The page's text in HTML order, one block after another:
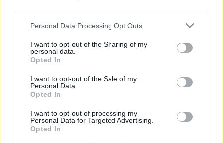
Personal Data Processing Opt Outs
I want to opt-out of the Sharing of my
personal data.
Opted In
I want to opt-out of the Sale of my
Personal Data.
Opted In
I want to opt-out of processing my
Personal Data for Targeted Advertising.
Opted In
EVENTO
42.º Passeio de Motas Antigas anima Sintra a
5 de setembro
5 de setembro volta a pôr Sintra na estrada O Moto Clube
de Sintra volta a cumprir a tradição...